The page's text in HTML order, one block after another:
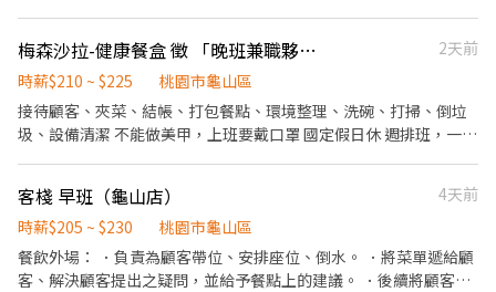
貨、理貨 ✔ 包裝出貨 簡單物流作業，新手也能快速上手！
━━━━━━━━━━━━━━━ 💰 上班時段（含津貼） ☀ 日班
｜08:00－17:00 260/H💰領約45,760元起 🌙 小夜班｜16:00－01:00
280/H💰領約49,280元起 🔥 加班費另計！
━━━━━━━━━━━━━━━ 📅 休假制度 📌 排休制（依公司
安排）
工作環境、設備和餐具。 ．準備不同餐點所需要的食材。 ．協助測
量食材的容量與重量。 ．打包外帶服務。
梅森沙拉-健康餐盒 徵 「晚班兼職夥伴」
2天前
時薪$210 ~ $225
桃園市龜山區
接待顧客、夾菜、結帳、打包餐點、環境整理、洗碗、打掃、倒垃
圾、設備清潔 不能做美甲，上班要戴口罩 國定假日休 週排班，一週
客棧 早班（龜山店）
4天前
時薪$205 ~ $230
桃園市龜山區
餐飲外場： ．負責為顧客帶位、安排座位、倒水。 ．將菜單遞給顧
客、解決顧客提出之疑問，並給予餐點上的建議。 ．後續將顧客點